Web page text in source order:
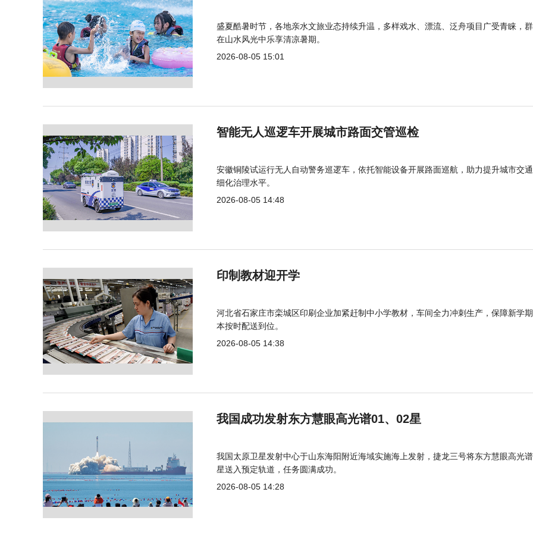
盛夏酷暑时节，各地亲水文旅业态持续升温，多样戏水、漂流、泛舟项目广受青睐，
在山水风光中乐享清凉暑期。
2026-08-05 15:01
智能无人巡逻车开展城市路面交管巡检
安徽铜陵试运行无人自动警务巡逻车，依托智能设备开展路面巡航，助力提升城市交
细化治理水平。
2026-08-05 14:48
印制教材迎开学
河北省石家庄市栾城区印刷企业加紧赶制中小学教材，车间全力冲刺生产，保障新学
本按时配送到位。
2026-08-05 14:38
我国成功发射东方慧眼高光谱01、02星
我国太原卫星发射中心于山东海阳附近海域实施海上发射，捷龙三号将东方慧眼高光
星送入预定轨道，任务圆满成功。
2026-08-05 14:28